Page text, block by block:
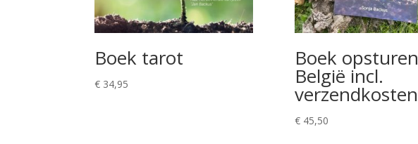
Boek tarot
€ 34,95
Boek opsturen
België incl.
verzendkosten
€45,50